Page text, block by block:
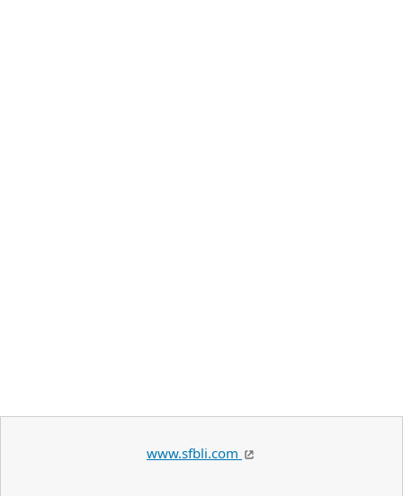
www.sfbli.com